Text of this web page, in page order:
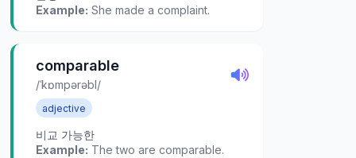
Example: She made a complaint.
comparable
/ˈkɒmpərəbl/
adjective
비교 가능한
Example: The two are comparable.